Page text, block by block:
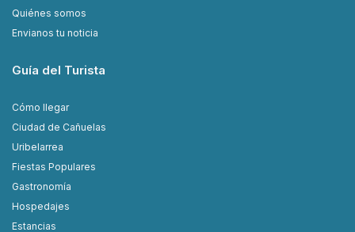
Quiénes somos
Envianos tu noticia
Guía del Turista
Cómo llegar
Ciudad de Cañuelas
Uribelarrea
Fiestas Populares
Gastronomía
Hospedajes
Estancias